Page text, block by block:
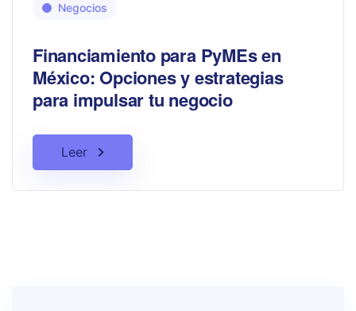
Negocios
Financiamiento para PyMEs en
México: Opciones y estrategias
para impulsar tu negocio
Leer